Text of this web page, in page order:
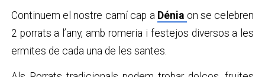
Continuem el nostre camí cap a Dénia on se celebren
2 porrats a l’any, amb romeria i festejos diversos a les
ermites de cada una de les santes.